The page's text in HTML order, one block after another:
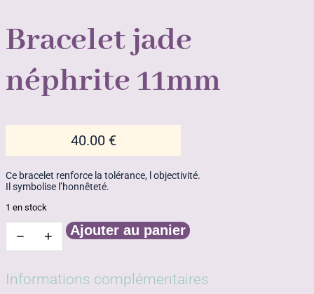
Bracelet jade
néphrite 11mm
40.00 €
Ce bracelet renforce la tolérance, l objectivité.
Il symbolise l’honnêteté.
1 en stock
−
quantité
de
jade
néphrite
+ Ajouter au panier
Informations complémentaires